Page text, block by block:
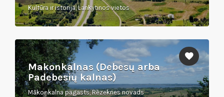
Kultūra ir istorija, Lankytinos vietos
Makonkalnas (Debesų arba
Padebesių kalnas)
Mākoņkalna pagasts, Rēzeknes novads